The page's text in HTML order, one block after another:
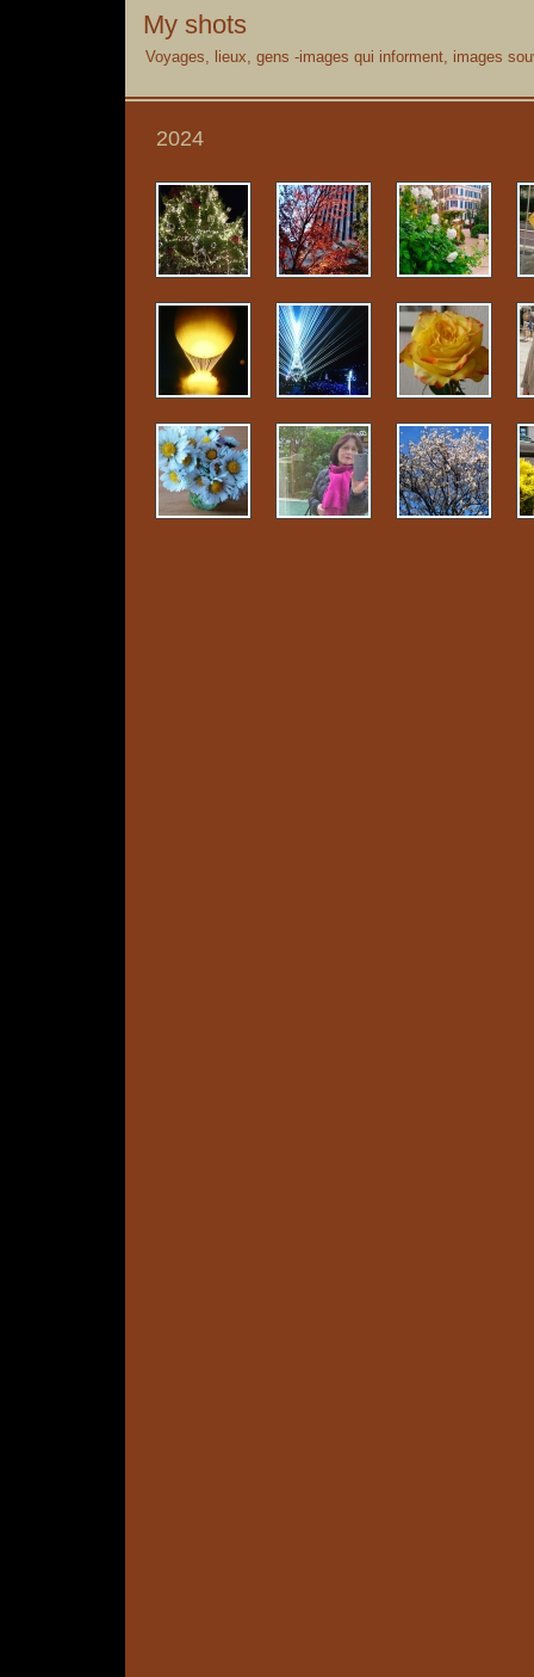
My shots
Voyages, lieux, gens -images qui informent, images
2024